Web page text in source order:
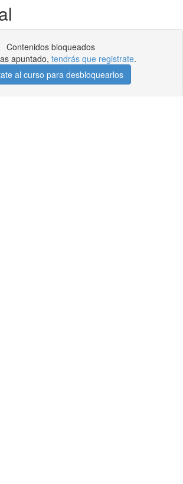
Contenidos bloqueados
apuntado, tendrás que registrate.
al curso para desbloquearlos